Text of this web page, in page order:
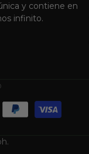
y contiene en
infinito.
.